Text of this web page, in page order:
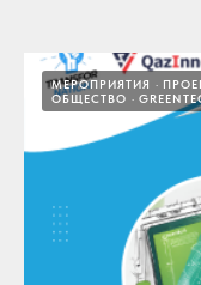
МЕРОПРИЯТИЯ
ОБЩЕСТВО